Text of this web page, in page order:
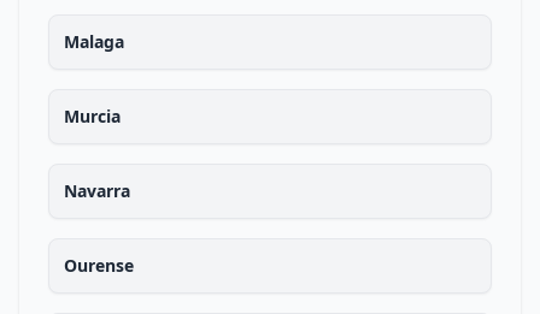
Malaga
Murcia
Navarra
Ourense